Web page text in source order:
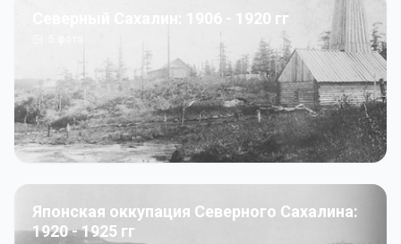
Северный Сахалин: 1906 - 1920 гг
Японская оккупация Северного Сахалина:
1920 - 1925 гг